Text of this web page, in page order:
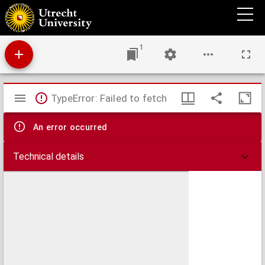
Alphabetische lijst der steden, dorpen, gehuchten en buurschappen in de Provincie
Overijssel met aanwijzing der gemeenten waartoe zij behooren
1
Mirador
viewer
TypeError: Failed to fetch
An error occurred
Technical details